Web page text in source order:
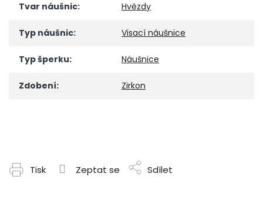
Tvar náušnic: Hvězdy
Typ náušnic: Visací náušnice
Typ šperku: Náušnice
Zdobení: Zirkon
Tisk Zeptat se Sdílet